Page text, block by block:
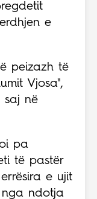
e
peizazh të
Vjosa",
saj në
pa
të pastër
e ujit
nga ndotja